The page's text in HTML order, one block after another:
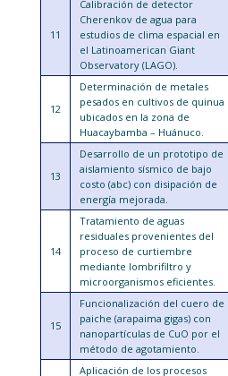
11
Calibración de detector
Cherenkov de agua para
estudios de clima espacial en
el Latinoamerican Giant
Observatory (LAGO).
12
Determinación de metales
pesados en cultivos de quinua
ubicados en la zona de
Huacaybamba – Huánuco.
13
Desarrollo de un prototipo de
aislamiento sísmico de bajo
costo (abc) con disipación de
energía mejorada.
14
Tratamiento de aguas
residuales provenientes del
proceso de curtiembre
mediante lombrifiltro y
microorganismos eficientes.
15
Funcionalización del cuero de
paiche (arapaima gigas) con
nanopartículas de CuO por el
método de agotamiento.
Aplicación de los procesos